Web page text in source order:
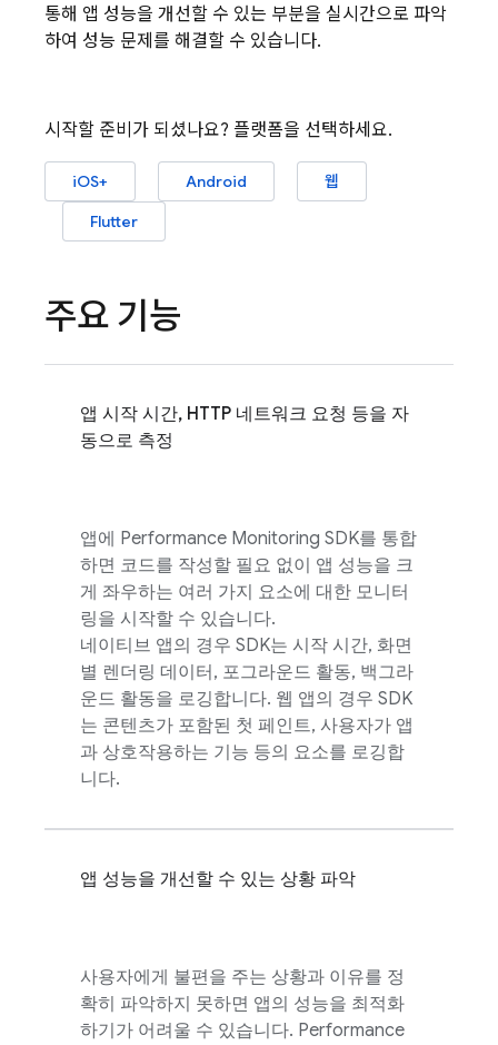
통해 앱 성능을 개선할 수 있는 부분을 실시간으로 파악
하여 성능 문제를 해결할 수 있습니다.
시작할 준비가 되셨나요? 플랫폼을 선택하세요.
iOS+ Android
웹
Flutter
주요 기능
앱 시작 시간, HTTP 네트워크 요청 등을 자
동으로 측정
앱에 Performance Monitoring SDK를 통합
하면 코드를 작성할 필요 없이 앱 성능을 크
게 좌우하는 여러 가지 요소에 대한 모니터
링을 시작할 수 있습니다.
네이티브 앱의 경우 SDK는 시작 시간, 화면
별 렌더링 데이터, 포그라운드 활동, 백그라
운드 활동을 로깅합니다. 웹 앱의 경우 SDK
는 콘텐츠가 포함된 첫 페인트, 사용자가 앱
과 상호작용하는 기능 등의 요소를 로깅합
니다.
앱 성능을 개선할 수 있는 상황 파악
사용자에게 불편을 주는 상황과 이유를 정
확히 파악하지 못하면 앱의 성능을 최적화
하기가 어려울 수 있습니다. Performance